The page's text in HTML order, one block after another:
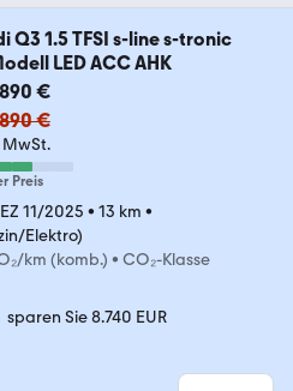
Q3 1.5 TFSI s-line s-tronic
LED ACC AHK
€
€
MwSt.
Preis
EZ 11/2025 • 13 km •
Elektro)
km (komb.) • CO₂-Klasse
sparen Sie 8.740 EUR